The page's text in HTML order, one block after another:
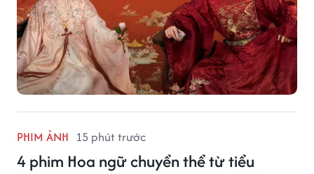
PHIM ẢNH 15 phút trước
4 phim Hoa ngữ chuyển thể từ tiểu